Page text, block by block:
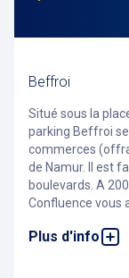
Beffroi
Situé sous la
parking Beffroi
commerces
de Namur. Il est
boulevards. A
Confluence vous
Plus d'info
Le parking